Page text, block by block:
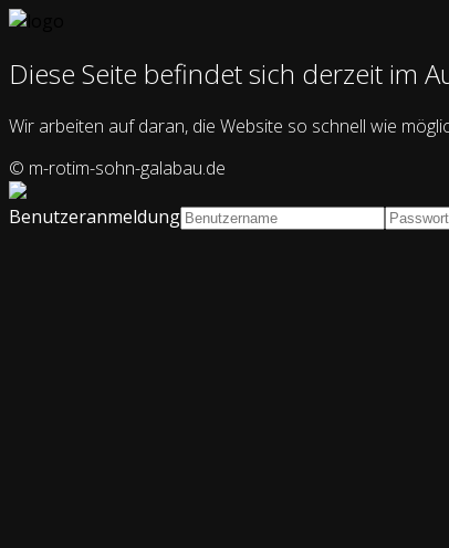
Diese Seite befindet sich derzeit im
Wir arbeiten auf daran, die Website so schnell wie
© m-rotim-sohn-galabau.de
Benutzeranmeldung